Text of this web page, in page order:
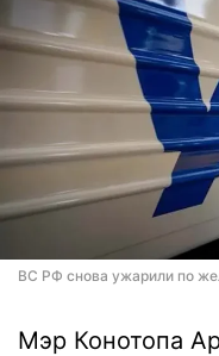
ВС РФ снова ужарили по
Мэр Конотопа